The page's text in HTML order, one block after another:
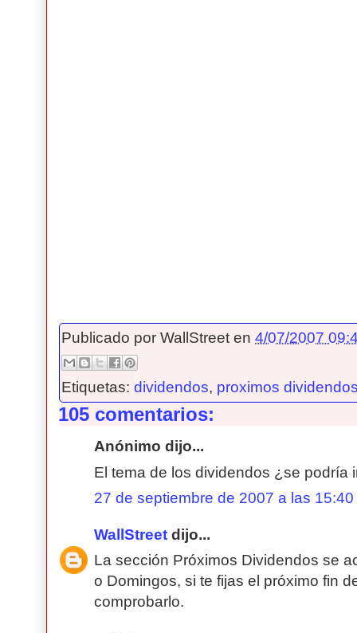
Publicado porWallStreet en4/07/2007
Etiquetas:dividendos, proximos
105 comentarios:
Anónimo dijo...
El tema de los dividendos ¿se podría
27 de septiembre de 2007 a las 15:40
WallStreet dijo...
La sección Próximos Dividendos se
o Domingos, si te fijas el próximo fin
comprobarlo.